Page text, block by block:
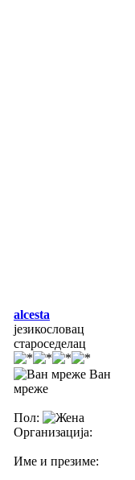
alcesta
језикословац
староседелац
Ван
мреже
Пол:
Организација:
Име и презиме: